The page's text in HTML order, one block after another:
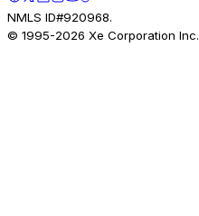
NMLS ID#920968.
© 1995-2026 Xe Corporation Inc.